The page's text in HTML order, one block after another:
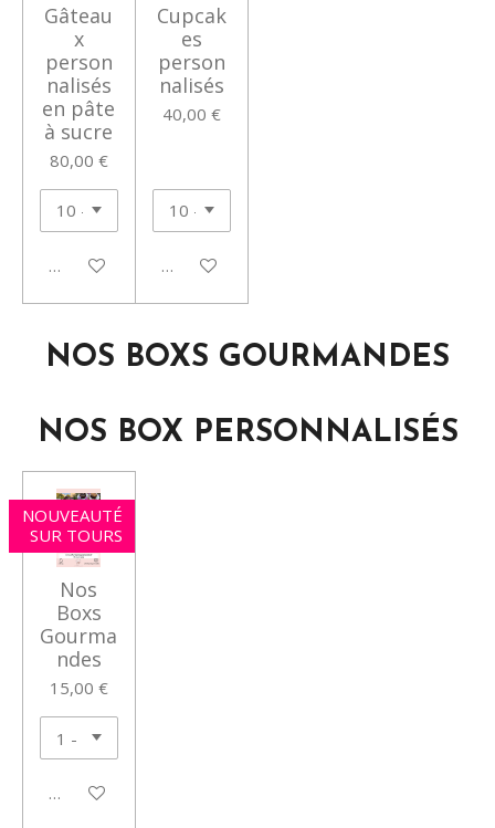
Gâteau
x
person
nalisés
en pâte
à sucre
80,00 €
Voir les détails
Cupcak
es
person
nalisés
40,00 €
Voir les détails
NOS BOXS GOURMANDES
NOS BOX PERSONNALISÉS
NOUVEAUTÉ
SUR TOURS
Nos
Boxs
Gourma
ndes
15,00 €
Voir les détails